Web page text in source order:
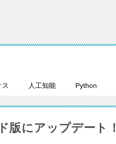
人工知能 Python
版にアップデート！